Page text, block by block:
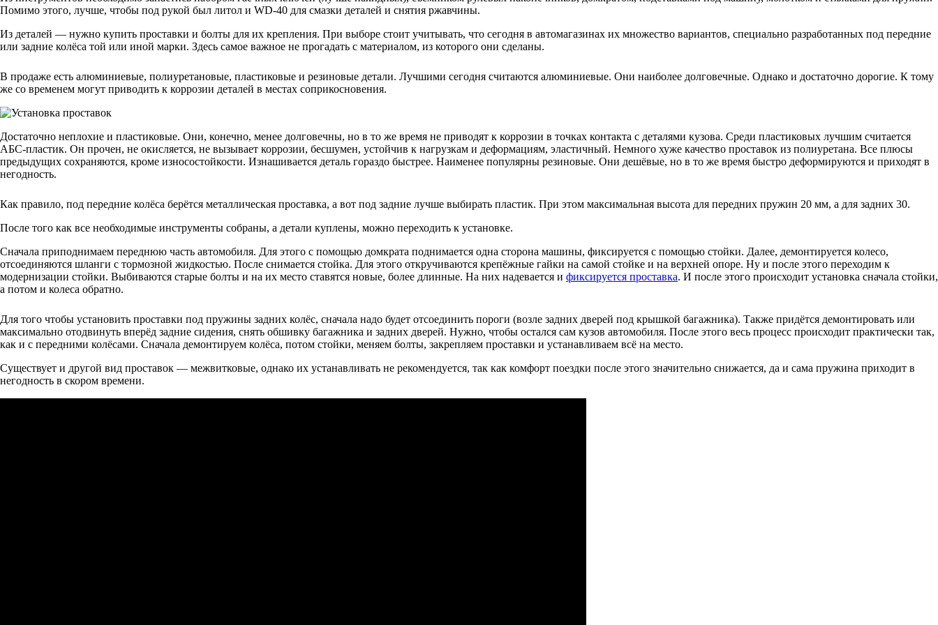
Помимо этого, лучше, чтобы под рукой был литол и WD-40 для смазки деталей и снятия ржавчины.
Из деталей — нужно купить проставки и болты для их крепления. При выборе стоит учитывать, что сегодня в автомагазинах их множество вариантов, специально разработанных под передние
или задние колёса той или иной марки. Здесь самое важное не прогадать с материалом, из которого они сделаны.
В продаже есть алюминиевые, полиуретановые, пластиковые и резиновые детали. Лучшими сегодня считаются алюминиевые. Они наиболее долговечные. Однако и достаточно дорогие. К тому
же со временем могут приводить к коррозии деталей в местах соприкосновения.
Достаточно неплохие и пластиковые. Они, конечно, менее долговечны, но в то же время не приводят к коррозии в точках контакта с деталями кузова. Среди пластиковых лучшим считается
АБС-пластик. Он прочен, не окисляется, не вызывает коррозии, бесшумен, устойчив к нагрузкам и деформациям, эластичный. Немного хуже качество проставок из полиуретана. Все плюсы
предыдущих сохраняются, кроме износостойкости. Изнашивается деталь гораздо быстрее. Наименее популярны резиновые. Они дешёвые, но в то же время быстро деформируются и приходят в
негодность.
Как правило, под передние колёса берётся металлическая проставка, а вот под задние лучше выбирать пластик. При этом максимальная высота для передних пружин 20 мм, а для задних 30.
После того как все необходимые инструменты собраны, а детали куплены, можно переходить к установке.
Сначала приподнимаем переднюю часть автомобиля. Для этого с помощью домкрата поднимается одна сторона машины, фиксируется с помощью стойки. Далее, демонтируется колесо,
отсоединяются шланги с тормозной жидкостью. После снимается стойка. Для этого откручиваются крепёжные гайки на самой стойке и на верхней опоре. Ну и после этого переходим к
модернизации стойки. Выбиваются старые болты и на их место ставятся новые, более длинные. На них надевается и фиксируется проставка. И после этого происходит установка сначала стойки,
а потом и колеса обратно.
Для того чтобы установить проставки под пружины задних колёс, сначала надо будет отсоединить пороги (возле задних дверей под крышкой багажника). Также придётся демонтировать или
максимально отодвинуть вперёд задние сидения, снять обшивку багажника и задних дверей. Нужно, чтобы остался сам кузов автомобиля. После этого весь процесс происходит практически так,
как и с передними колёсами. Сначала демонтируем колёса, потом стойки, меняем болты, закрепляем проставки и устанавливаем всё на место.
Существует и другой вид проставок — межвитковые, однако их устанавливать не рекомендуется, так как комфорт поездки после этого значительно снижается, да и сама пружина приходит в
негодность в скором времени.